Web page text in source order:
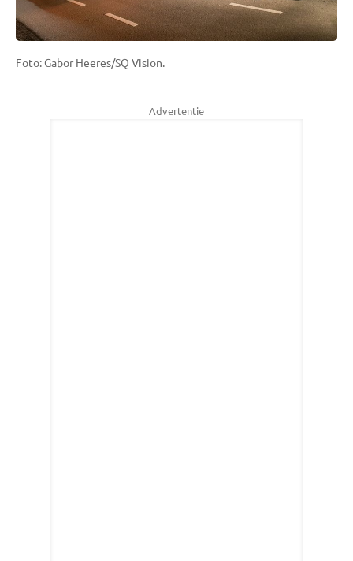
Foto: Gabor Heeres/SQ Vision.
Advertentie